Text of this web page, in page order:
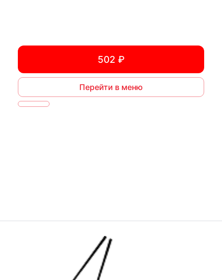
502 ₽
Перейти в меню